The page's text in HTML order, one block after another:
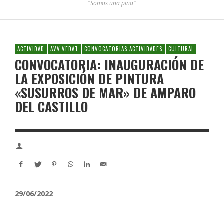
"Somos una piña"
ACTIVIDAD AVV.VEDAT CONVOCATORIAS ACTIVIDADES CULTURAL
CONVOCATORIA: INAUGURACIÓN DE
LA EXPOSICIÓN DE PINTURA
«SUSURROS DE MAR» DE AMPARO
DEL CASTILLO
29/06/2022